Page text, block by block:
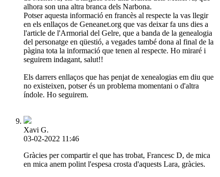
alhora son una altra branca dels Narbona.
Potser aquesta informació en francès al respecte la vas llegir
en els enllaços de Geneanet.org que vas deixar fa uns dies a
l'article de l'Armorial del Gelre, que a banda de la genealogia
del personatge en qüestió, a vegades també dona al final de la
pàgina tota la informació que tenen al respecte. Ho miraré i
seguirem indagant, salut!!
Els darrers enllaços que has penjat de xenealogias em diu que
no existeixen, potser és un problema momentani o d'altra
índole. Ho seguirem.
Xavi G.
03-02-2022 11:46
Gràcies per compartir el que has trobat, Francesc D, de mica
en mica anem polint l'espesa crosta d'aquests Lara, gràcies.